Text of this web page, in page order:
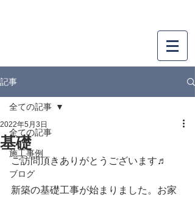
記事
全ての記事
施工事例
ブログ
全ての記事
基礎
2022年5月3日
ご訪問頂きありがとうございます♬
新築の基礎工事が始まりました。お家